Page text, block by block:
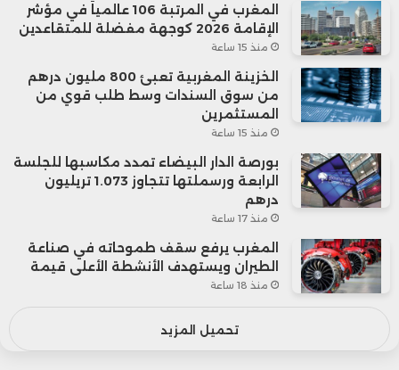
المغرب في المرتبة 106 عالمياً في مؤشر
الإقامة 2026 كوجهة مفضلة للمتقاعدين
منذ 15 ساعة
الخزينة المغربية تعبئ 800 مليون درهم
من سوق السندات وسط طلب قوي من
المستثمرين
منذ 15 ساعة
بورصة الدار البيضاء تمدد مكاسبها للجلسة
الرابعة ورسملتها تتجاوز 1.073 تريليون
درهم
منذ 17 ساعة
المغرب يرفع سقف طموحاته في صناعة
الطيران ويستهدف الأنشطة الأعلى قيمة
منذ 18 ساعة
تحميل المزيد